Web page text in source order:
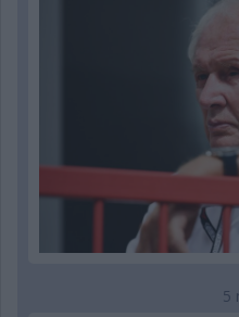
5